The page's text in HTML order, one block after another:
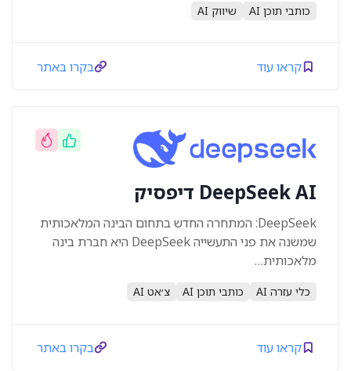
כותבי תוכן AI שיווק AI
קראו עוד בקרו באתר
DeepSeek AI דיפסיק
DeepSeek: המתחרה החדש בתחום הבינה המלאכותית
שמשנה את פני התעשייה DeepSeek היא חברת בינה
מלאכותית…
כלי עזרה AI כותבי תוכן AI צ׳אט AI
קראו עוד בקרו באתר